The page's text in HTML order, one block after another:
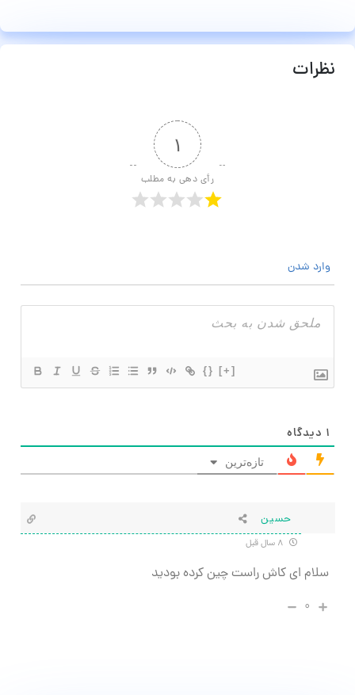
نظرات
۱
رأی دهی به مطلب
وارد شدن
{} [+]
۱ دیدگاه
تازه‌ترین
حسین
سلام ای کاش راست چین کرده بودید
۰